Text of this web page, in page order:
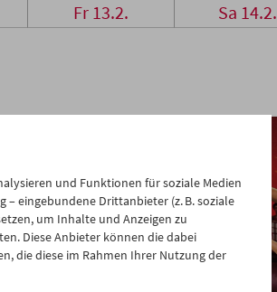
Fr 13.2. Sa 14.2.
und Funktionen für soziale Medien
eingebundene Drittanbieter (z. B. soziale
um Inhalte und Anzeigen zu
Diese Anbieter können die dabei
die diese im Rahmen Ihrer Nutzung der